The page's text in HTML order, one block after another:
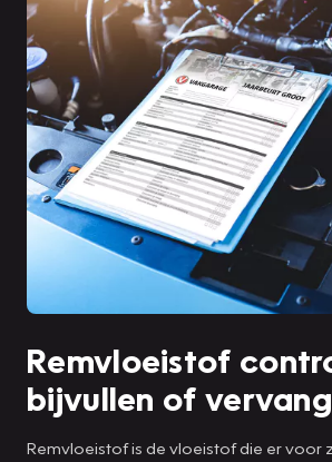
Remvloeistof
bijvullen of
Remvloeistof is de vloeistof die er voor